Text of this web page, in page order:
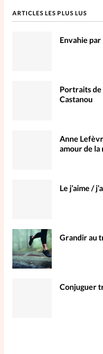
ARTICLES LES PLUS LUS
Envahie
Portraits de
Castanou
Anne
amour de la
Le j’aime /
Grandir au
Conjuguer